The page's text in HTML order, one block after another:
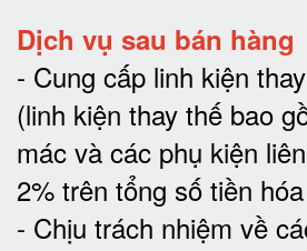
Dịch vụ sau bán hàng
- Cung cấp linh kiện
(linh kiện thay thế bao
mác và các phụ kiện
2% trên tổng số tiền
- Chịu trách nhiệm về